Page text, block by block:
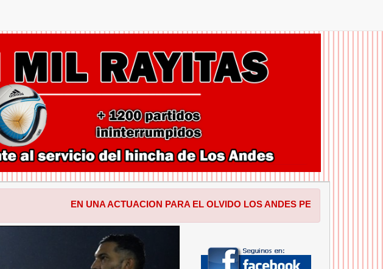
EN UNA ACTUACION PARA EL OLVIDO LOS ANDES PERDIO EN SALTA POR 1 A 0